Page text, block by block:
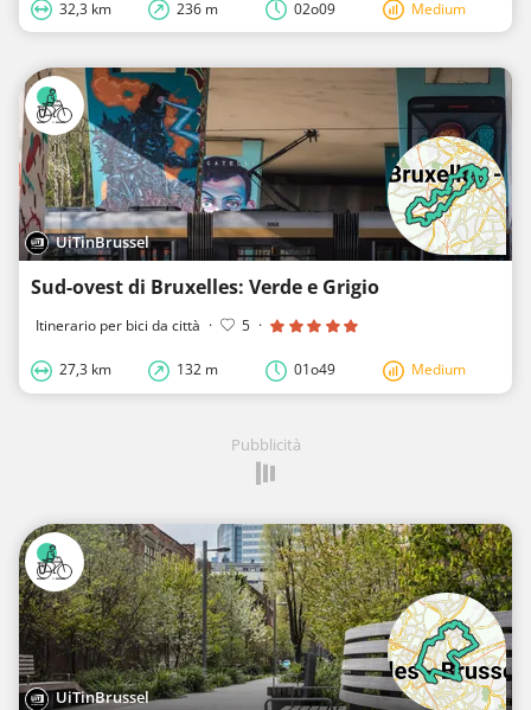
32,3 km 236 m 02o09 Medium
UiTinBrussel
Sud-ovest di Bruxelles: Verde e Grigio
Itinerario per bici da città · 5 ·
27,3 km 132 m 01o49 Medium
Pubblicità
UiTinBrussel